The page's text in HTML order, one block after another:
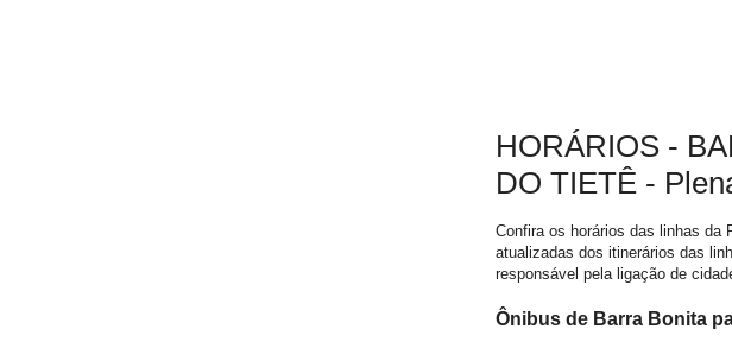
HORÁRIOS -
DO TIETÊ -
Confira os horários das linhas da
atualizadas dos itinerários das
responsável pela ligação de
Ônibus de Barra Bonita